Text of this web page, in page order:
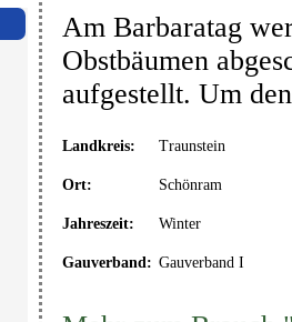
Am Barbaratag
Obstbäumen
aufgestellt. Um
Landkreis: Traunstein
Ort: Schönram
Jahreszeit: Winter
Gauverband: Gauverband I